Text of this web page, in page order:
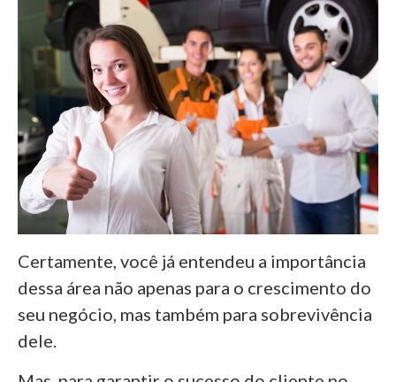
Certamente, você já entendeu a importância
dessa área não apenas para o crescimento do
seu negócio, mas também para sobrevivência
dele.